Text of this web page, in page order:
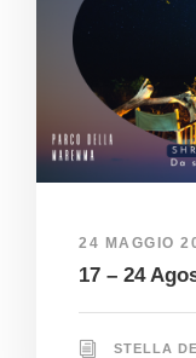
24 MAGGIO
17 – 24
STELLA